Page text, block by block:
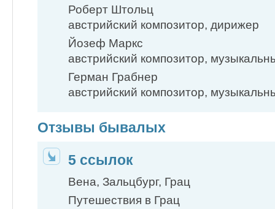
Роберт Штольц
австрийский композитор, дирижер
Йозеф Маркс
австрийский композитор,
Герман Грабнер
австрийский композитор,
Отзывы бывалых
5 ссылок
Вена, Зальцбург, Грац
Путешествия в Грац